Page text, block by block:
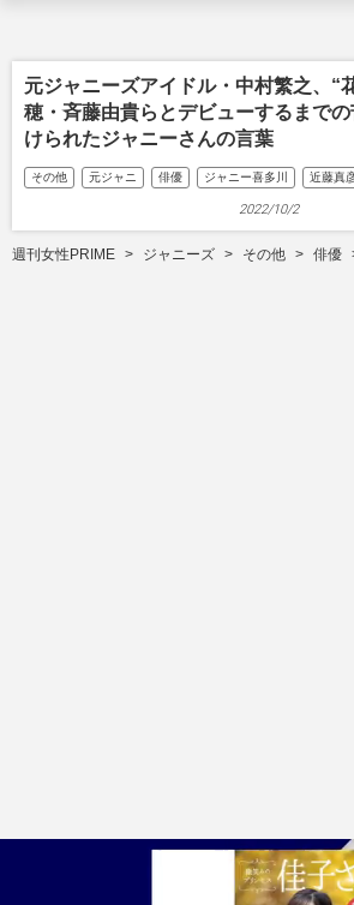
元ジャニーズアイドル・中村繁之、“
穂・斉藤由貴らとデビューするまで
けられたジャニーさんの言葉
その他 元ジャニ 俳優 ジャニー喜多川 近藤真
2022/10/2
週刊女性PRIME ジャニーズ その他 俳優